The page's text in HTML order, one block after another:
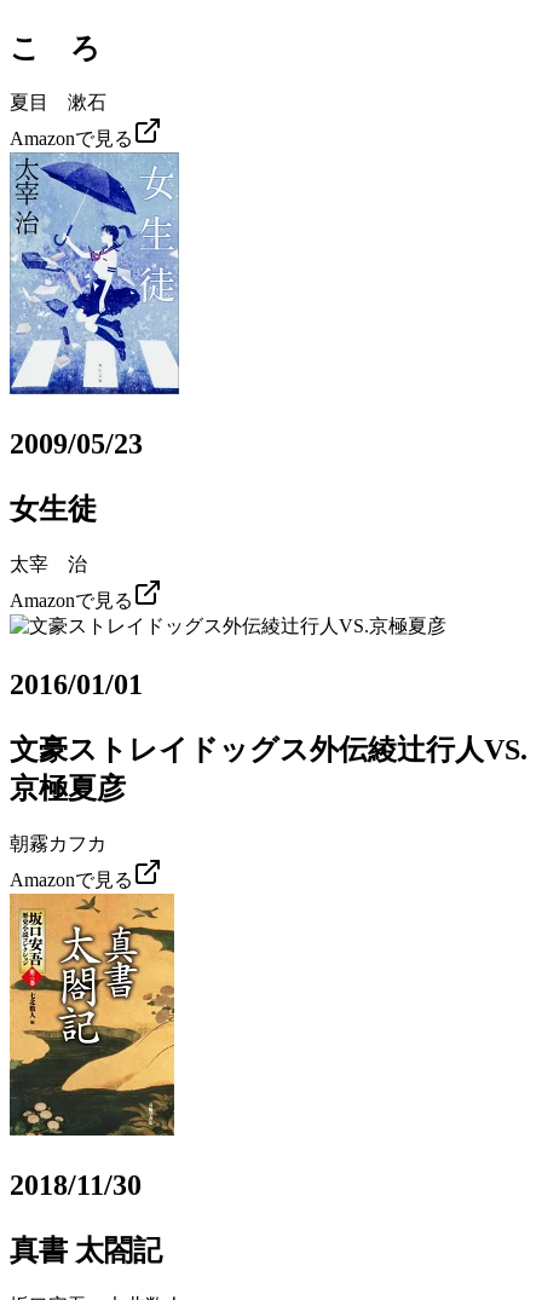
こゝろ
夏目 漱石
Amazonで見る
2009/05/23
女生徒
太宰 治
Amazonで見る
2016/01/01
文豪ストレイドッグス外伝綾辻行人VS.
京極夏彦
朝霧カフカ
Amazonで見る
2018/11/30
真書 太閤記